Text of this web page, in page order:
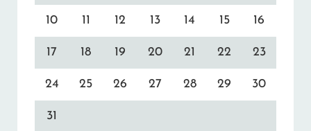
10 11 12 13 14 15 16
17 18 19 20 21 22 23
24 25 26 27 28 29 30
31